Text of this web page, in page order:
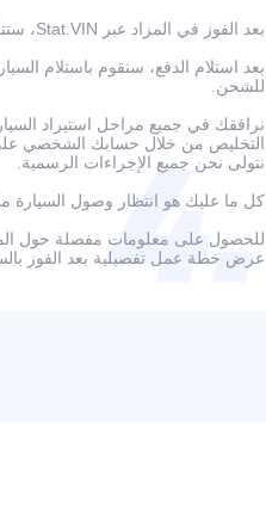
بعد الفوز في المزاد عبر Stat.VIN، ستتلقى بيانات الحساب المصرفي وتعليمات الدفع التفصيلية.
بعد استلام الدفع، سنقوم باستلام
للشحن.
نرافقك في جميع مراحل استيراد
التخليص من خلال حسابك الشخصي
نتولى نحن جميع الإجراءات الرسمية.
كل ما عليك هو انتظار وصول السيارة
للحصول على معلومات مفصلة حول
عرض خطة عمل تفصيلية بعد الفوز